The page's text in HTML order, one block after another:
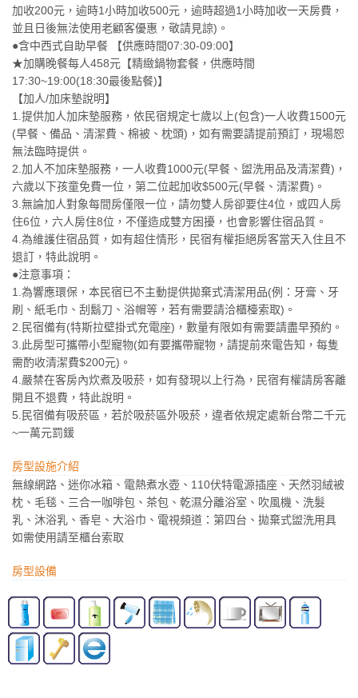
加收200元，逾時1小時加收500元，逾時超過1小時加收一天房費，
並且日後無法使用老顧客優惠，敬請見諒)。
●含中西式自助早餐 【供應時間07:30-09:00】
★加購晚餐每人458元【精緻鍋物套餐，供應時間
17:30~19:00(18:30最後點餐)】
【加人/加床墊說明】
1.提供加人加床墊服務，依民宿規定七歲以上(包含)一人收費1500元
(早餐、備品、清潔費、棉被、枕頭)，如有需要請提前預訂，現場恕
無法臨時提供。
2.加人不加床墊服務，一人收費1000元(早餐、盥洗用品及清潔費)，
六歲以下孩童免費一位，第二位起加收$500元(早餐、清潔費)。
3.無論加人對象每間房僅限一位，請勿雙人房卻要住4位，或四人房
住6位，六人房住8位，不僅造成雙方困擾，也會影響住宿品質。
4.為維護住宿品質，如有超住情形，民宿有權拒絕房客當天入住且不
退訂，特此說明。
●注意事項：
1.為響應環保，本民宿已不主動提供拋棄式清潔用品(例：牙膏、牙
刷、紙毛巾、刮鬍刀、浴帽等，若有需要請洽櫃檯索取)。
2.民宿備有(特斯拉壁掛式充電座)，數量有限如有需要請盡早預約。
3.此房型可攜帶小型寵物(如有要攜帶寵物，請提前來電告知，每隻
需酌收清潔費$200元)。
4.嚴禁在客房內炊煮及吸菸，如有發現以上行為，民宿有權請房客離
開且不退費，特此說明。
5.民宿備有吸菸區，若於吸菸區外吸菸，違者依規定處新台幣二千元
~一萬元罰鍰
房型設施介紹
無線網路、迷你冰箱、電熱煮水壺、110伏特電源插座、天然羽絨被
枕、毛毯、三合一咖啡包、茶包、乾濕分離浴室、吹風機、洗髮
乳、沐浴乳、香皂、大浴巾、電視頻道：第四台、拋棄式盥洗用具
如需使用請至櫃台索取
房型設備